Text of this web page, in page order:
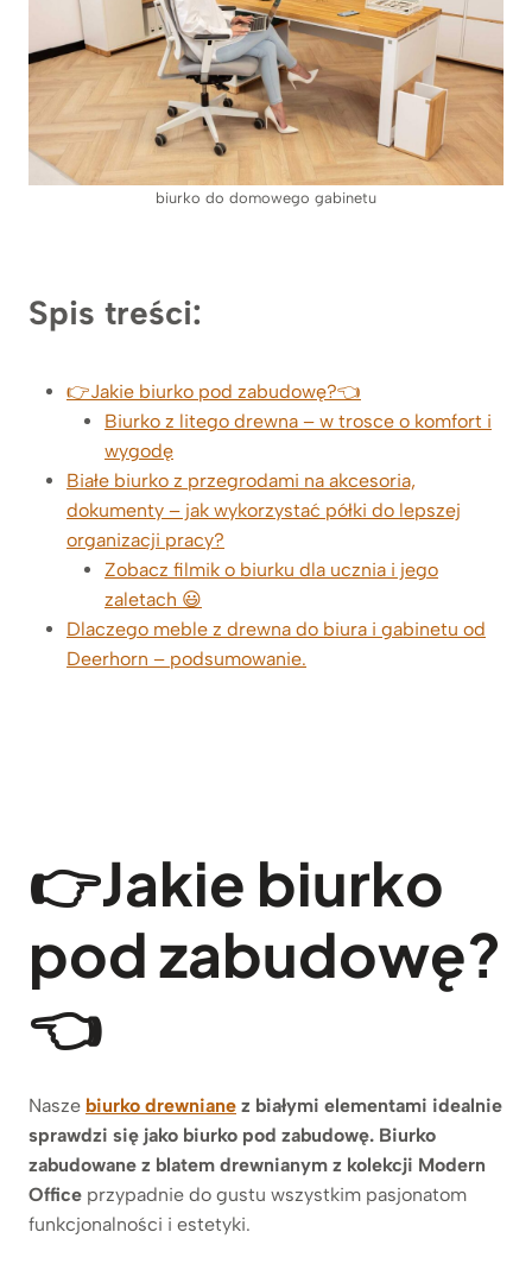
biurko do domowego gabinetu
Spis treści:
👉Jakie biurko pod zabudowę?👈
Biurko z litego drewna – w trosce o komfort i
wygodę
Białe biurko z przegrodami na akcesoria,
dokumenty – jak wykorzystać półki do lepszej
organizacji pracy?
Zobacz filmik o biurku dla ucznia i jego
zaletach 😃
Dlaczego meble z drewna do biura i gabinetu od
Deerhorn – podsumowanie.
👉Jakie biurko
pod zabudowę?
👈
Nasze biurko drewniane z białymi elementami idealnie
sprawdzi się jako biurko pod zabudowę. Biurko
zabudowane z blatem drewnianym z kolekcji Modern
Office przypadnie do gustu wszystkim pasjonatom
funkcjonalności i estetyki.